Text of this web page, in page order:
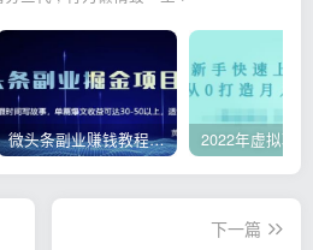
微头条副业赚钱教程，项目单号单天做到50-100+收益
下一篇